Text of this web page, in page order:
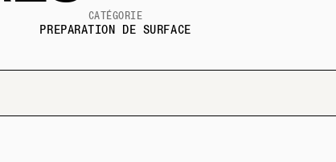
CATÉGORIE
PREPARATION DE SURFACE